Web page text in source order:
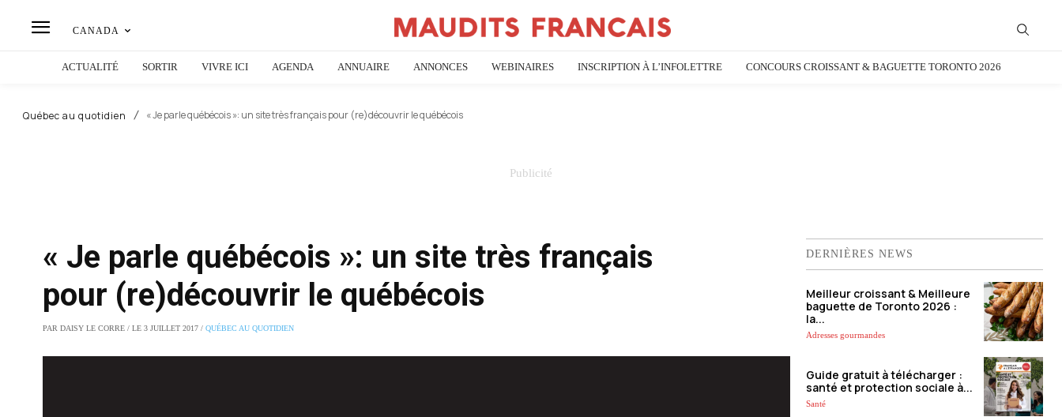
CANADA
ACTUALITÉ SORTIR VIVRE ICI AGENDA ANNUAIRE ANNONCES WEBINAIRES INSCRIPTION À L’INFOLETTRE CONCOURS CROISSANT & BAGUETTE TORONTO 2026
Québec au quotidien « Je parle québécois »: un site très français pour (re)découvrir le québécois
« Je parle québécois »: un site très français
pour (re)découvrir le québécois
PAR DAISY LE CORRE / LE 3 JUILLET 2017 / QUÉBEC AU QUOTIDIEN
DERNIÈRES NEWS
Meilleur croissant & Meilleure
baguette de Toronto 2026 :
la...
Adresses gourmandes
Guide gratuit à télécharger :
santé et protection sociale à...
Santé